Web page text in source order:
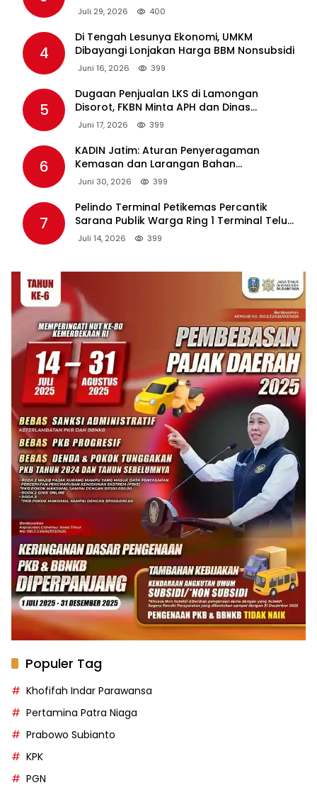
Lewat PT PAL
Juli 29, 2026 400
4
Di Tengah Lesunya Ekonomi, UMKM
Dibayangi Lonjakan Harga BBM Nonsubsidi
Juni 16, 2026 399
5
Dugaan Penjualan LKS di Lamongan
Disorot, FKBN Minta APH dan Dinas
Pendidikan Bertindak Tegas.
Juni 17, 2026 399
6
KADIN Jatim: Aturan Penyeragaman
Kemasan dan Larangan Bahan
Tambahan Berpotensi Ganggu Industri
Juni 30, 2026 399
7
Pelindo Terminal Petikemas Percantik
Sarana Publik Warga Ring 1 Terminal Teluk
Lamong Lewat Program TJSL
Juli 14, 2026 399
Populer Tag
Khofifah Indar Parawansa
Pertamina Patra Niaga
Prabowo Subianto
KPK
PGN